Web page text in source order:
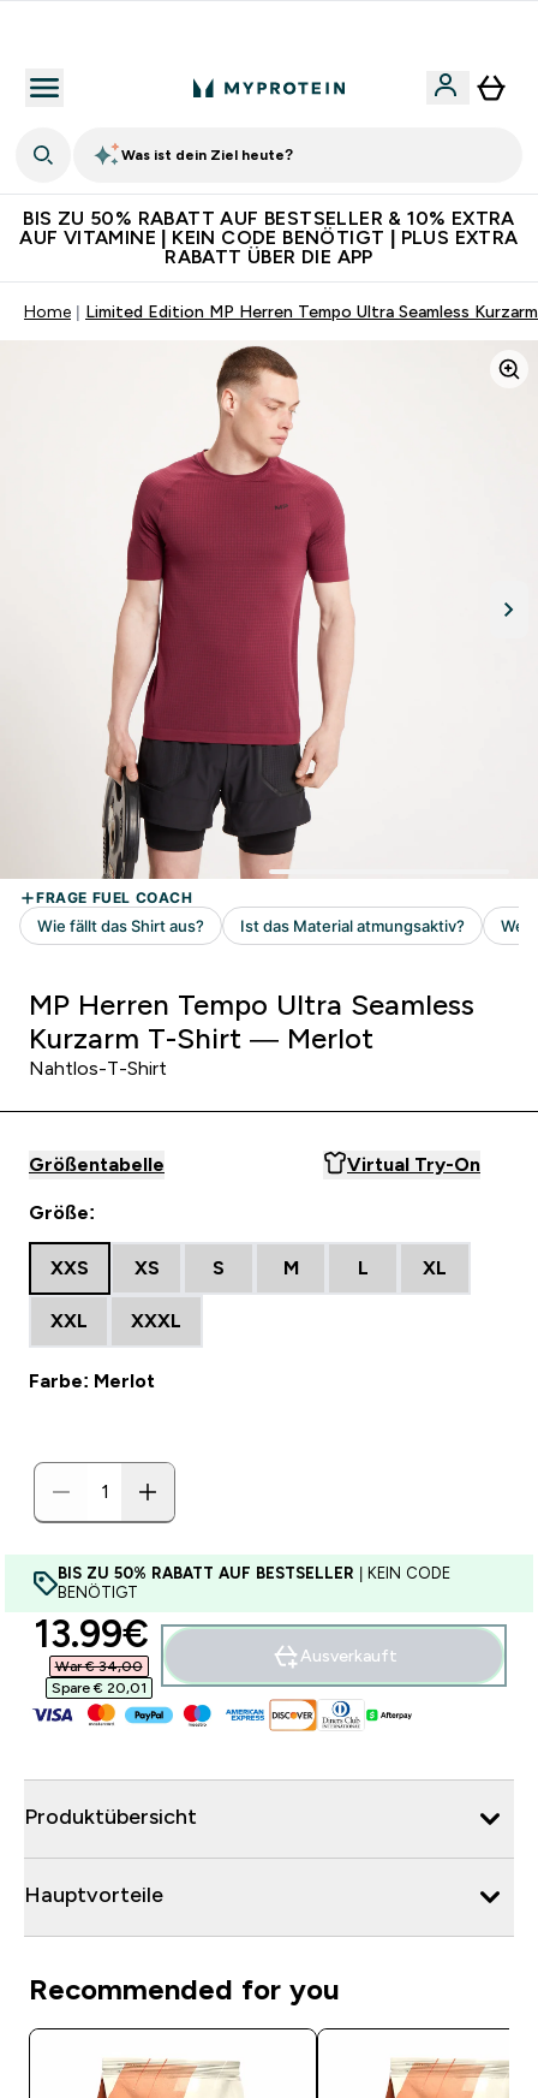
Was ist dein Ziel heute?
BIS ZU 50% RABATT AUF BESTSELLER & 10% EXTRA
AUF VITAMINE | KEIN CODE BENÖTIGT | PLUS EXTRA
RABATT ÜBER DIE APP
Home Limited Edition MP Herren Tempo Ultra Seamless
MP Herren Tempo Ultra Seamless
Kurzarm T-Shirt — Merlot
Nahtlos-T-Shirt
Größentabelle Virtual Try-On
Größe:
XXS XS S M L XL
XXL XXXL
Farbe: Merlot
BIS ZU 50% RABATT AUF BESTSELLER | KEIN CODE
BENÖTIGT
discounted price
13.99€‎
War € 34,00‎
Spare € 20,01‎
Ausverkauft
Produktübersicht
Hauptvorteile
Recommended for you